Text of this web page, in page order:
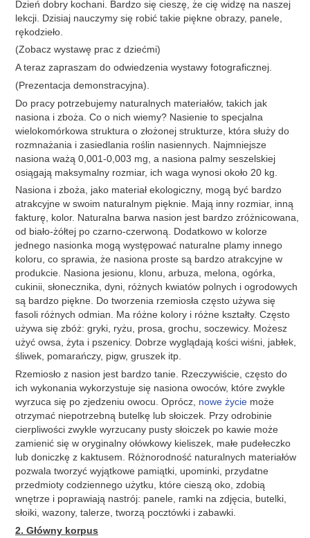
Dzień dobry kochani. Bardzo się cieszę, że cię widzę na naszej
lekcji. Dzisiaj nauczymy się robić takie piękne obrazy, panele,
rękodzieło.
(Zobacz wystawę prac z dziećmi)
A teraz zapraszam do odwiedzenia wystawy fotograficznej.
(Prezentacja demonstracyjna).
Do pracy potrzebujemy naturalnych materiałów, takich jak
nasiona i zboża. Co o nich wiemy? Nasienie to specjalna
wielokomórkowa struktura o złożonej strukturze, która służy do
rozmnażania i zasiedlania roślin nasiennych. Najmniejsze
nasiona ważą 0,001-0,003 mg, a nasiona palmy seszelskiej
osiągają maksymalny rozmiar, ich waga wynosi około 20 kg.
Nasiona i zboża, jako materiał ekologiczny, mogą być bardzo
atrakcyjne w swoim naturalnym pięknie. Mają inny rozmiar, inną
fakturę, kolor. Naturalna barwa nasion jest bardzo zróżnicowana,
od biało-żółtej po czarno-czerwoną. Dodatkowo w kolorze
jednego nasionka mogą występować naturalne plamy innego
koloru, co sprawia, że ​​nasiona proste są bardzo atrakcyjne w
produkcie. Nasiona jesionu, klonu, arbuza, melona, ​​ogórka,
cukinii, słonecznika, dyni, różnych kwiatów polnych i ogrodowych
są bardzo piękne. Do tworzenia rzemiosła często używa się
fasoli różnych odmian. Ma różne kolory i różne kształty. Często
używa się zbóż: gryki, ryżu, prosa, grochu, soczewicy. Możesz
użyć owsa, żyta i pszenicy. Dobrze wyglądają kości wiśni, jabłek,
śliwek, pomarańczy, pigw, gruszek itp.
Rzemiosło z nasion jest bardzo tanie. Rzeczywiście, często do
ich wykonania wykorzystuje się nasiona owoców, które zwykle
wyrzuca się po zjedzeniu owocu. Oprócz, nowe życie może
otrzymać niepotrzebną butelkę lub słoiczek. Przy odrobinie
cierpliwości zwykle wyrzucany pusty słoiczek po kawie może
zamienić się w oryginalny ołówkowy kieliszek, małe pudełeczko
lub doniczkę z kaktusem. Różnorodność naturalnych materiałów
pozwala tworzyć wyjątkowe pamiątki, upominki, przydatne
przedmioty codziennego użytku, które cieszą oko, zdobią
wnętrze i poprawiają nastrój: panele, ramki na zdjęcia, butelki,
słoiki, wazony, talerze, tworzą pocztówki i zabawki.
2. Główny korpus